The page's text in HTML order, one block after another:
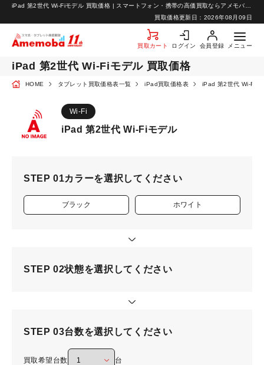
買取価格更新日： 2026年08月09日
買取カート ログイン 会員登録 メニュー
お問い合わせ
iPad 第2世代 Wi-Fiモデル 買取価格
HOME タブレット買取価格表一覧 iPad買取価格表 iPad 第2世代 Wi-Fiモ
Wi-Fi
iPad 第2世代 Wi-Fiモデル
STEP 01カラーを選択してください
ブラック ホワイト
STEP 02状態を選択してください
STEP 03台数を選択してください
買取希望台数 台